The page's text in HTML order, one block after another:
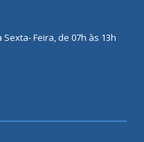
Feira, de 07h às 13h